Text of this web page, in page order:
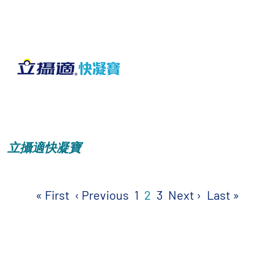
立攝適快凝寶
Pagination
« FirstFirst page
‹ Previous Previous page
1 2 3 Next › Next page
Last »